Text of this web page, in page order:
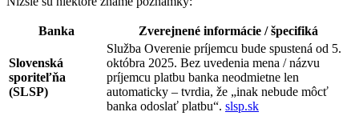
Banka Zverejnené informácie / špecifiká
Slovenská
sporiteľňa
(SLSP)
Služba Overenie príjemcu bude spustená od 5.
októbra 2025. Bez uvedenia mena / názvu
príjemcu platbu banka neodmietne len
automaticky – tvrdia, že „inak nebude môcť
banka odoslať platbu“. slsp.sk